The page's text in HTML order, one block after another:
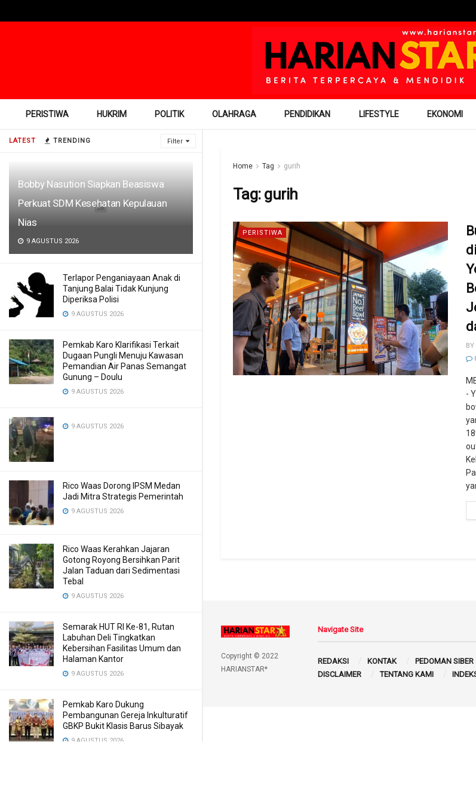
LATEST TRENDING Filter
Bobby Nasution Siapkan Beasiswa
Perkuat SDM Kesehatan Kepulauan
Nias
9 AGUSTUS 2026
Terlapor Penganiayaan Anak di
Tanjung Balai Tidak Kunjung
Diperiksa Polisi
9 AGUSTUS 2026
Pemkab Karo Klarifikasi Terkait
Dugaan Pungli Menuju Kawasan
Pemandian Air Panas Semangat
Gunung – Doulu ‎
9 AGUSTUS 2026
9 AGUSTUS 2026
Rico Waas Dorong IPSM Medan
Jadi Mitra Strategis Pemerintah
9 AGUSTUS 2026
Rico Waas Kerahkan Jajaran
Gotong Royong Bersihkan Parit
Jalan Taduan dari Sedimentasi
Tebal
9 AGUSTUS 2026
Semarak HUT RI Ke-81, Rutan
Labuhan Deli Tingkatkan
Kebersihan Fasilitas Umum dan
Halaman Kantor
9 AGUSTUS 2026
Pemkab Karo Dukung
Pembangunan Gereja Inkulturatif
GBKP Bukit Klasis Barus Sibayak
9 AGUSTUS 2026
PERISTIWA HUKRIM POLITIK OLAHRAGA PENDIDIKAN LIFESTYLE EKONOMI
Home Tag gurih
Tag: gurih
PERISTIWA
BY
-
Copyright © 2022
HARIANSTAR*
Navigate Site
REDAKSI KONTAK PEDOMAN SIBER
DISCLAIMER
TENTANG KAMI